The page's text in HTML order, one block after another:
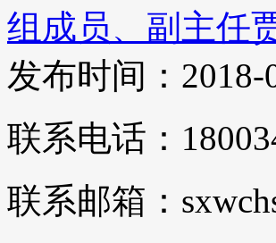
组成员、副主任
发布时间：2018-
联系电话：
联系邮箱：